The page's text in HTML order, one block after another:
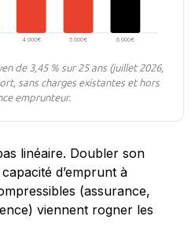
4 000€ 5 000€ 6 000€
de 3,45 % sur 25 ans (juillet 2026,
sans charges existantes et hors
emprunteur.
linéaire. Doubler son
d’emprunt à
(assurance,
viennent rogner les